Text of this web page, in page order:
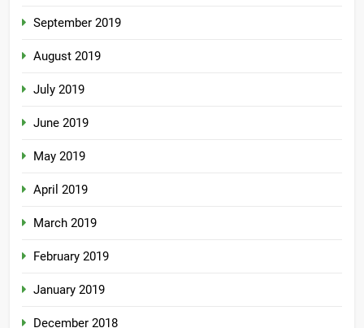
September 2019
August 2019
July 2019
June 2019
May 2019
April 2019
March 2019
February 2019
January 2019
December 2018